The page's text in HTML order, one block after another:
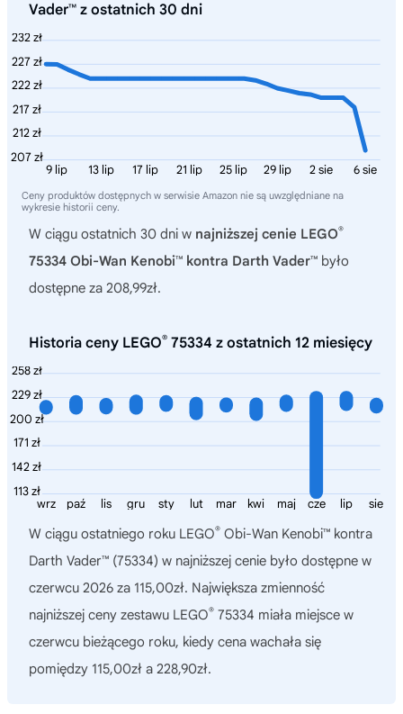
Vader™ z ostatnich 30 dni
232 zł
227 zł
222 zł
217 zł
212 zł
207 zł
6 sie
2 sie
29 lip
25 lip
21 lip
17 lip
13 lip
9 lip
Ceny produktów dostępnych w serwisie Amazon nie są uwzględniane na
wykresie historii ceny.
W ciągu ostatnich 30 dni w najniższej cenie LEGO®
75334 Obi-Wan Kenobi™ kontra Darth Vader™ było
dostępne za 208,99zł.
Historia ceny LEGO® 75334 z ostatnich 12 miesięcy
258 zł
229 zł
200 zł
171 zł
142 zł
113 zł
sie
lip
cze
maj
kwi
mar
lut
sty
gru
lis
paź
wrz
W ciągu ostatniego roku LEGO® Obi-Wan Kenobi™ kontra
Darth Vader™ (75334) w najniższej cenie było dostępne w
czerwcu 2026 za 115,00zł. Największa zmienność
najniższej ceny zestawu LEGO® 75334 miała miejsce w
czerwcu bieżącego roku, kiedy cena wachała się
pomiędzy 115,00zł a 228,90zł.